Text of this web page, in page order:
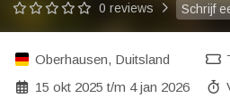
0 reviews Schrijf
Oberhausen, Duitsland
15 okt 2025 t/m 4 jan 2026